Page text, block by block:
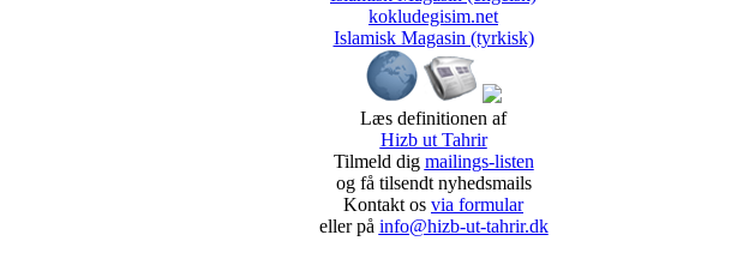
kokludegisim.net
Islamisk Magasin (tyrkisk)
Læs definitionen af
Hizb ut Tahrir
Tilmeld dig mailings-listen
og få tilsendt nyhedsmails
Kontakt os via formular
eller på info@hizb-ut-tahrir.dk